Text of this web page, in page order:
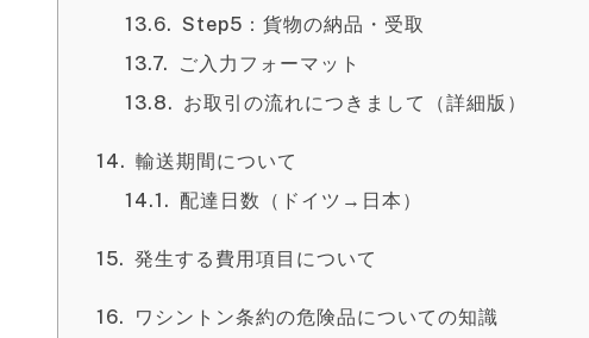
Step5：貨物の納品・受取
ご入力フォーマット
お取引の流れにつきまして（詳細版）
輸送期間について
配達日数（ドイツ→日本）
発生する費用項目について
ワシントン条約の危険品についての知識